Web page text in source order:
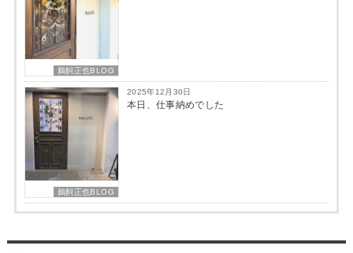
鵜飼正也BLOG
鵜飼正也BLOG
2025年12月30日
本日、仕事納めでした